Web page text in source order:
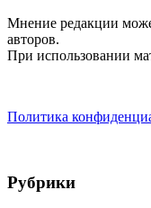
Мнение редакции
авторов.
При использовании
Политика
Рубрики